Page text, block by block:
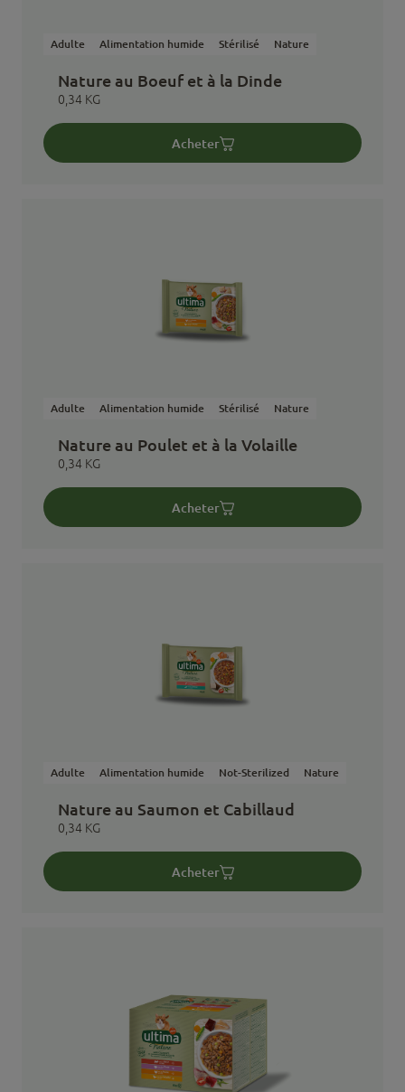
Adulte Alimentation humide Stérilisé Nature
Nature au Boeuf et à la Dinde
0,34 KG
Acheter
Adulte Alimentation humide Stérilisé Nature
Nature au Poulet et à la Volaille
0,34 KG
Acheter
Adulte Alimentation humide Not-Sterilized Nature
Nature au Saumon et Cabillaud
0,34 KG
Acheter